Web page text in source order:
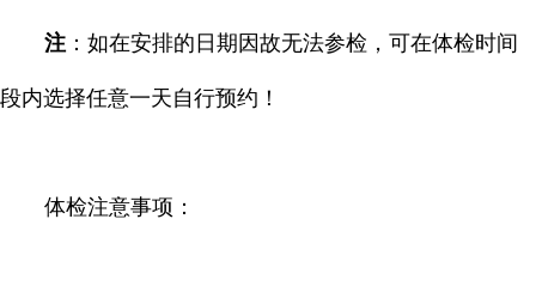
注 ：如在安排的日期因故无法参检，可在体检时间
段内选择任意一天自行预约！
体检注意事项：